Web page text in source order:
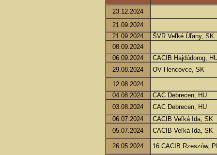
23.12.2024
21.09.2024
21.09.2024
ŠVR Veľké Úľany, SK
08.09.2024
06.09.2024
CACIB Hajdúdorog,
29.08.2024
OV Hencovce, SK
12.08.2024
04.08.2024
CAC Debrecen, HU
03.08.2024
CAC Debrecen, HU
06.07.2024
CACIB Veľká Ida, SK
05.07.2024
CACIB Veľká Ida, SK
26.05.2024 16.CACIB Rzeszów,